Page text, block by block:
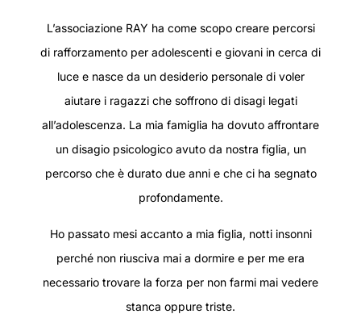
L’associazione RAY ha come scopo creare percorsi
di rafforzamento per adolescenti e giovani in cerca di
luce e nasce da un desiderio personale di voler
aiutare i ragazzi che soffrono di disagi legati
all’adolescenza. La mia famiglia ha dovuto affrontare
un disagio psicologico avuto da nostra figlia, un
percorso che è durato due anni e che ci ha segnato
profondamente.
Ho passato mesi accanto a mia figlia, notti insonni
perché non riusciva mai a dormire e per me era
necessario trovare la forza per non farmi mai vedere
stanca oppure triste.